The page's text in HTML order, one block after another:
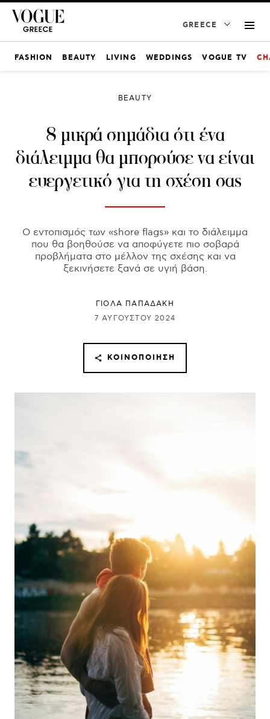
GREECE
FASHION BEAUTY LIVING WEDDINGS VOGUE TV
BEAUTY
8 μικρά σημάδια ότι ένα
διάλειμμα θα μπορούσε να είναι
ευεργετικό για τη σχέση σας
Ο εντοπισμός των «shore flags» και το διάλειμμα
που θα βοηθούσε να αποφύγετε πιο σοβαρά
προβλήματα στο μέλλον της σχέσης και να
ξεκινήσετε ξανά σε υγιή βάση.
ΓΙΌΛΑ ΠΑΠΑΔΆΚΗ
7 ΑΥΓΟΎΣΤΟΥ 2024
ΚΟΙΝΟΠΟΊΗΣΗ